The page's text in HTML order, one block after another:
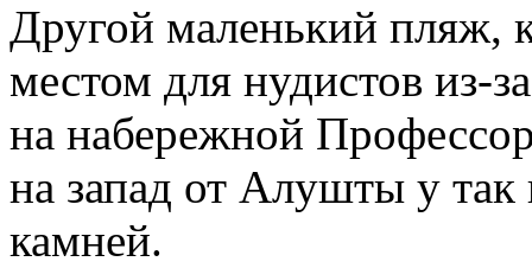
Другой маленький пляж,
местом для нудистов из-
на набережной
на запад от Алушты у
камней.